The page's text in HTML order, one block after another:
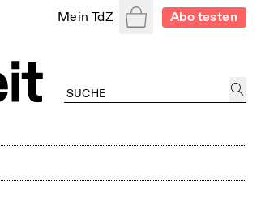
Mein TdZ WarenkorbAbo testen